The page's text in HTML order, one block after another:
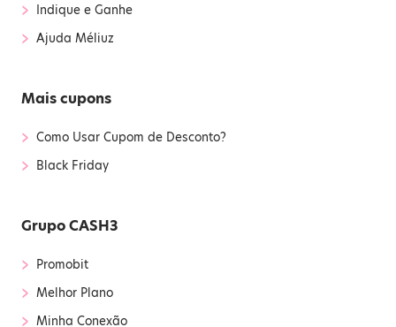
› Indique e Ganhe
› Ajuda Méliuz
Mais cupons
› Como Usar Cupom de Desconto?
› Black Friday
Grupo CASH3
› Promobit
› Melhor Plano
› Minha Conexão